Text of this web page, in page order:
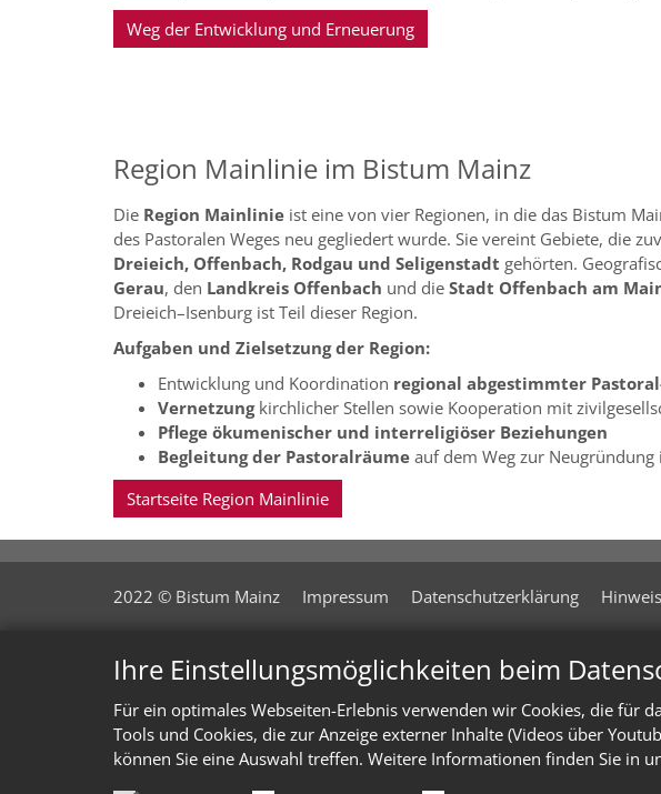
Ihre Einstellungsmöglichkeiten beim
Für ein optimales Webseiten-Erlebnis verwenden wir Cookies, die für
Tools und Cookies, die zur Anzeige externer Inhalte (Videos über
können Sie eine Auswahl treffen. Weitere Informationen finden Sie in
Weg der Entwicklung und Erneuerung
Region Mainlinie im Bistum Mainz
Die Region Mainlinie ist eine von vier Regionen, in die das Bistum
des Pastoralen Weges neu gegliedert wurde. Sie vereint Gebiete, die
Dreieich, Offenbach, Rodgau und Seligenstadt gehörten.
Gerau, den Landkreis Offenbach und die Stadt Offenbach am
Dreieich–Isenburg ist Teil dieser Region.
Aufgaben und Zielsetzung der Region:
Entwicklung und Koordination regional abgestimmter
Vernetzungkirchlicher Stellen sowie Kooperation mit
Pflege ökumenischer und interreligiöser Beziehungen
Begleitung der Pastoralräume auf dem Weg zur
Startseite Region Mainlinie
2022 © Bistum Mainz Impressum Datenschutzerklärung